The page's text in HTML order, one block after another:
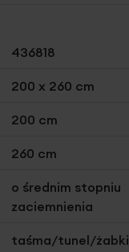
436818
200 x 260 cm
200 cm
260 cm
o średnim stopniu
zaciemnienia
taśma/tunel/żabki